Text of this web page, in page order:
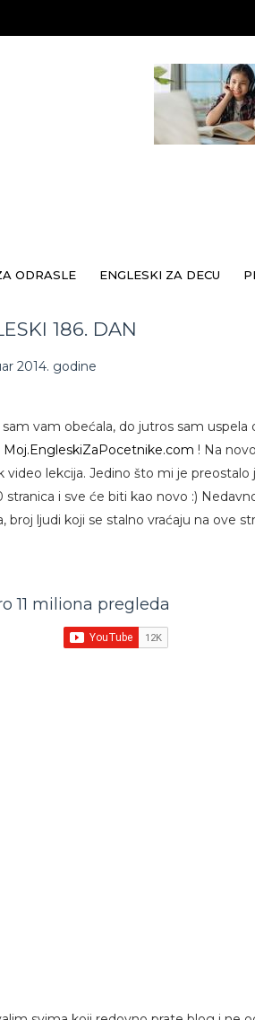
ODRASLE ENGLESKI ZA DECU
186. DAN
2014. godine
sam vam obećala, do jutros sam
Moj.EngleskiZaPocetnike.com ! Na
video lekcija. Jedino što mi je
stranica i sve će biti kao novo :)
ljudi koji se stalno vraćaju na ove
11 miliona pregleda